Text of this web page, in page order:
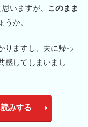
いますが、 このまま
うか。
りますし、夫に帰っ
感してしまいまし
みする